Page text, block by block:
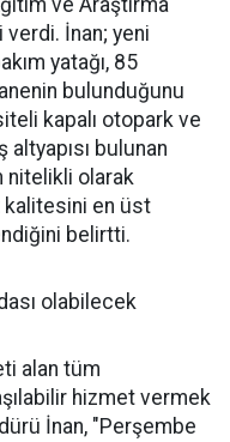
ve Araştırma
İnan; yeni
yatağı, 85
bulunduğunu
kapalı otopark ve
bulunan
nitelikli olarak
kalitesini en üst
belirtti.
olabilecek
alan tüm
hizmet vermek
İnan, "Perşembe